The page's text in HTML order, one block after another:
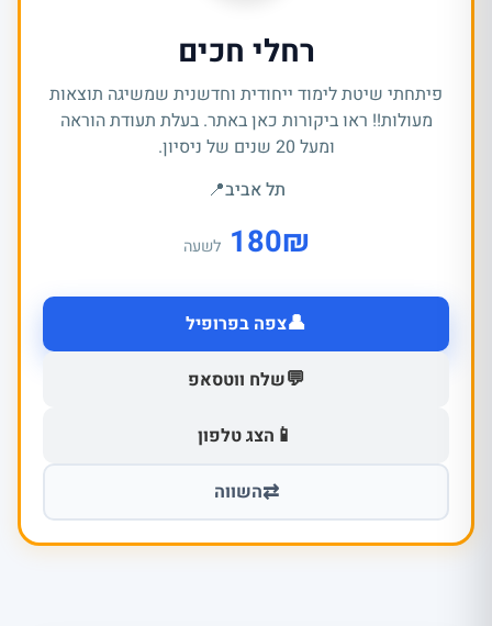
רחלי חכים
פיתחתי שיטת לימוד ייחודית וחדשנית שמשיגה תוצאות
מעולות!! ראו ביקורות כאן באתר. בעלת תעודת הוראה
ומעל 20 שנים של ניסיון.
תל אביב📍
₪
180 לשעה
👤צפה בפרופיל
💬שלח ווטסאפ
📱 הצג טלפון
⇄השווה